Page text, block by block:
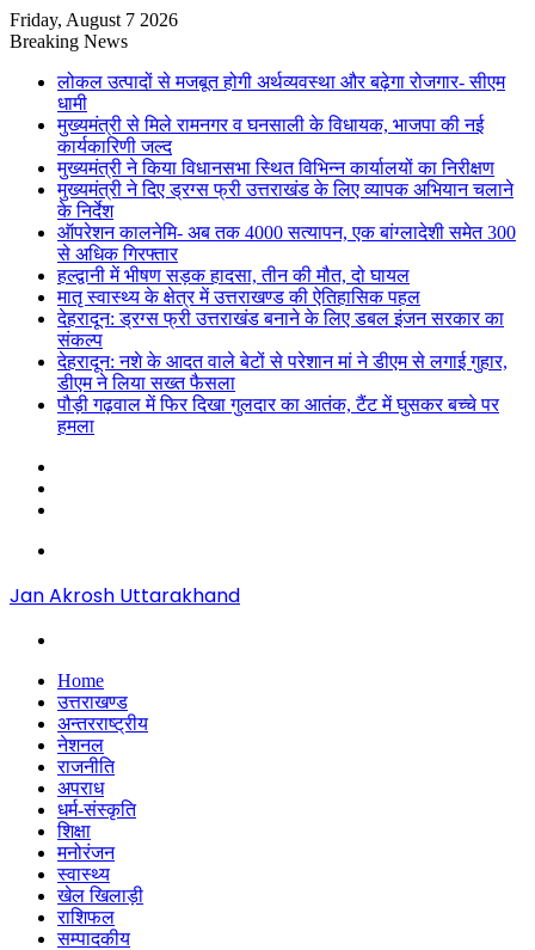
Friday, August 7 2026
Breaking News
लोकल उत्पादों से मजबूत होगी अर्थव्यवस्था और बढ़ेगा रोजगार- सीएम
धामी
मुख्यमंत्री से मिले रामनगर व घनसाली के विधायक, भाजपा की नई
कार्यकारिणी जल्द
मुख्यमंत्री ने किया विधानसभा स्थित विभिन्न कार्यालयों का निरीक्षण
मुख्यमंत्री ने दिए ड्रग्स फ्री उत्तराखंड के लिए व्यापक अभियान चलाने
के निर्देश
ऑपरेशन कालनेमि- अब तक 4000 सत्यापन, एक बांग्लादेशी समेत 300
से अधिक गिरफ्तार
हल्द्वानी में भीषण सड़क हादसा, तीन की मौत, दो घायल
मातृ स्वास्थ्य के क्षेत्र में उत्तराखण्ड की ऐतिहासिक पहल
देहरादून: ड्रग्स फ्री उत्तराखंड बनाने के लिए डबल इंजन सरकार का
संकल्प
देहरादून: नशे के आदत वाले बेटों से परेशान मां ने डीएम से लगाई गुहार,
डीएम ने लिया सख्त फैसला
पौड़ी गढ़वाल में फिर दिखा गुलदार का आतंक, टैंट में घुसकर बच्चे पर
हमला
Jan Akrosh Uttarakhand
Home
उत्तराखण्ड
अन्तरराष्ट्रीय
नेशनल
राजनीति
अपराध
धर्म-संस्कृति
शिक्षा
मनोरंजन
स्वास्थ्य
खेल खिलाड़ी
राशिफल
सम्पादकीय